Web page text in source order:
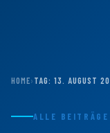
HOME› TAG: 13. AUGUST
ALLE BEITRÄGE